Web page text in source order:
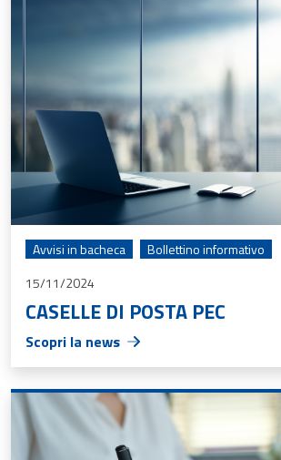
Avvisi in bacheca
Bollettino informativo
15/11/2024
CASELLE DI POSTA PEC
Scopri la news